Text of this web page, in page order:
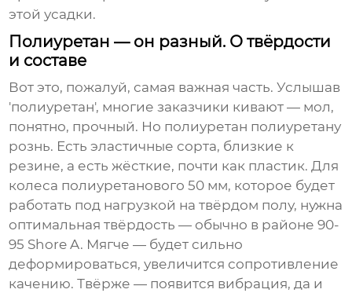
этой усадки.
Полиуретан — он разный. О твёрдости
и составе
Вот это, пожалуй, самая важная часть. Услышав
'полиуретан', многие заказчики кивают — мол,
понятно, прочный. Но полиуретан полиуретану
рознь. Есть эластичные сорта, близкие к
резине, а есть жёсткие, почти как пластик. Для
колеса полиуретанового 50 мм, которое будет
работать под нагрузкой на твёрдом полу, нужна
оптимальная твёрдость — обычно в районе 90-
95 Shore A. Мягче — будет сильно
деформироваться, увеличится сопротивление
качению. Твёрже — появится вибрация, да и